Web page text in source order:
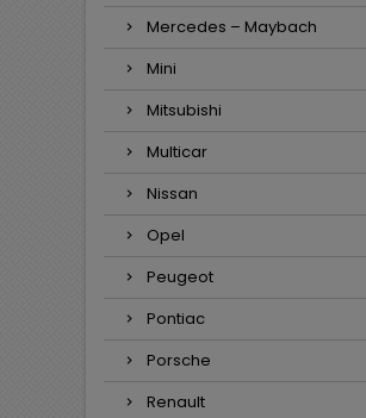
Mercedes – Maybach
Mini
Mitsubishi
Multicar
Nissan
Opel
Peugeot
Pontiac
Porsche
Renault